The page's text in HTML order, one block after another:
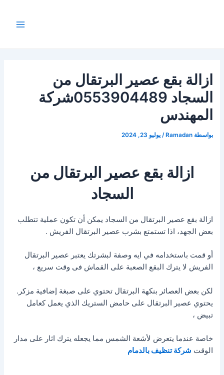
ازالة بقع عصير البرتقال من
السجاد 0553904489شركة
المهندس
بواسطة Ramadan
/يوليو 23, 2024
ازالة بقع عصير البرتقال من
السجاد
ازالة بقع عصير البرتقال من السجاد يمكن أن تكون عملية تتطلب
بعض الجهد، اذا تستمتع بشرب عصير البرتقال الفريش .
أو قمت باستخدامه في ايه وصفة لبشرتك يعتبر عصير البرتقال
الفريش لا يترك البقع الصعبة على القماش فى وقت سريع ،
لكن بعض العصائر بنكهة البرتقال تحتوي على صبغة إضافية مزكر.
يحتوي عصير البرتقال على حامض الستريك الذي يعمل كعامل
تبيض ،
خاصة عندما يتعرض لأشعة الشمس مما يجعله يترك اثار على مدار
الوقت شركة تنظيف بالدمام